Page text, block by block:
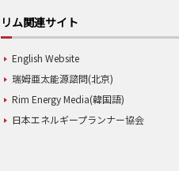
リム関連サイト
English Website
瑞姆亜太能源諮問(北京)
Rim Energy Media(韓国語)
日本エネルギープランナー協会